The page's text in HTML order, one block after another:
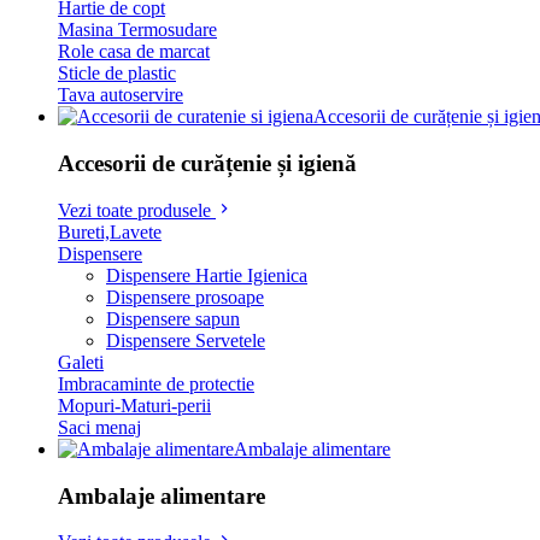
Hartie de copt
Masina Termosudare
Role casa de marcat
Sticle de plastic
Tava autoservire
Accesorii de curățenie și
Accesorii de curățenie și igienă
Vezi toate produsele
Bureti,Lavete
Dispensere
Dispensere Hartie Igienica
Dispensere prosoape
Dispensere sapun
Dispensere Servetele
Galeti
Imbracaminte de protectie
Mopuri-Maturi-perii
Saci menaj
Ambalaje alimentare
Ambalaje alimentare